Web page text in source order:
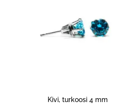
Kivi, turkoosi 4 mm